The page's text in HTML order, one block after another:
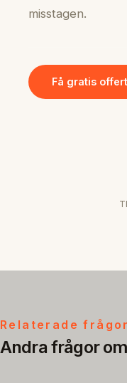
misstagen.
Få gratis offert
Relaterade frågor
Andra frågor